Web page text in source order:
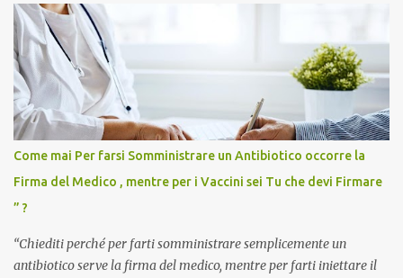
Come mai Per farsi Somministrare un Antibiotico occorre la
Firma del Medico , mentre per i Vaccini sei Tu che devi Firmare
” ?
“Chiediti perché per farti somministrare semplicemente un
antibiotico serve la firma del medico, mentre per farti iniettare il